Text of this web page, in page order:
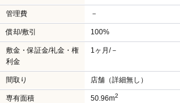
管理費 －
償却/敷引 100%
敷金・保証金/礼金・権
利金
1ヶ月/－
間取り 店舗（詳細無し）
専有面積 50.96m2